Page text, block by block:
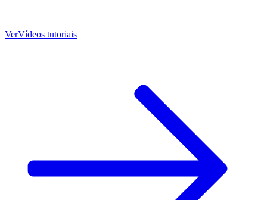
VerVídeos tutoriais